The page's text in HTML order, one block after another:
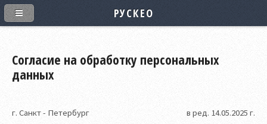
РУСКЕО
Согласие на обработку персональных
данных
г. Санкт - Петербург в ред. 14.05.2025 г.